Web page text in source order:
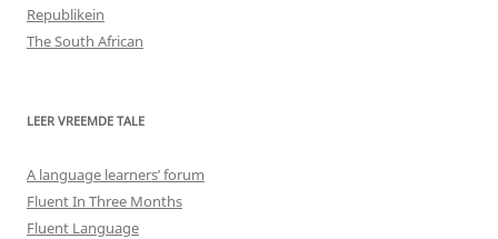
Republikein
The South African
LEER VREEMDE TALE
A language learners’ forum
Fluent In Three Months
Fluent Language